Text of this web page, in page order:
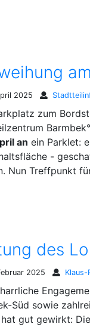
2025
zum
an ein Parklet:
-
Nun Treffpunkt
2025
Süd sowie
gut gewirkt: